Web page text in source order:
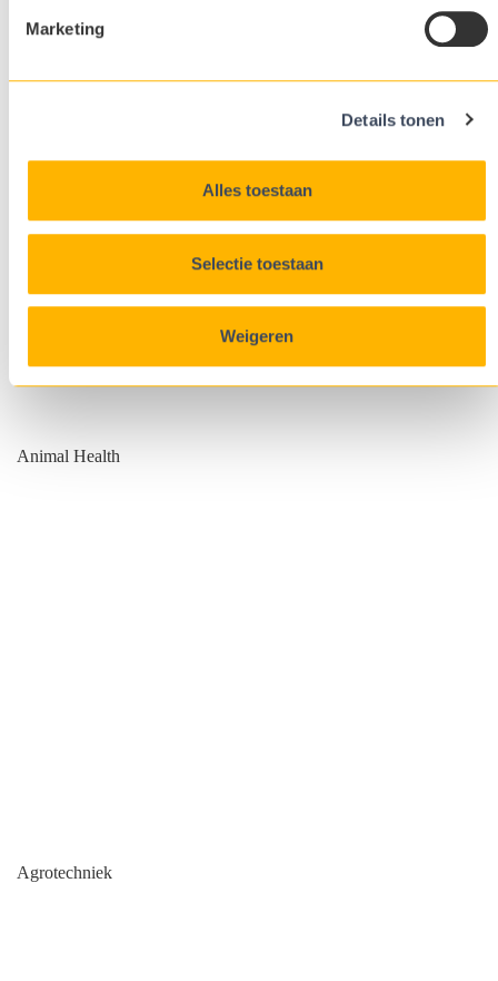
Marketing
Details tonen
Alles toestaan
Selectie toestaan
Weigeren
Animal Health
Agrotechniek